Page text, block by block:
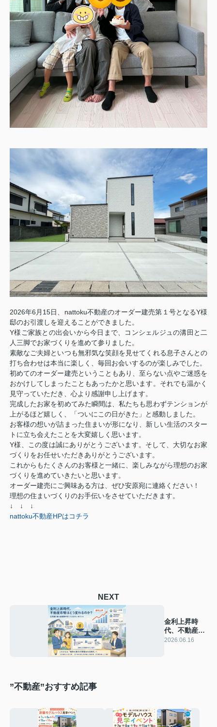
2026年6月15日、nattoku不動産のオーダー建売第１号となるY様
邸のお引渡しを迎えることができました。
Y様ご家族との出会いから今日まで、コンシェルジュの溝田と二
人三脚でお家づくりを進めて参りました。
素敵なご夫婦といつも無邪気な笑顔を見せてくれる息子さんとの
打ち合わせは本当に楽しく、毎回お会いするのが楽しみでした。
初めてのオーダー建売ということもあり、至らない点やご迷惑を
おかけしてしまったこともあったかと思います。それでも温かく
見守っていただき、心より感謝申し上げます。
完成したお家を初めてみた瞬間は、私たちも思わずテンションが
上がるほど嬉しく、「ついにこの日がきた」と感動しました。
お客様の想いが詰まった住まいが形になり、新しい生活のスター
トに立ち会えたことを大変嬉しく思います。
Y様、この度は誠にありがとうございます。そして、大切なお家
づくりをお任せいただきありがとうございます。
これからもたくさんのお客様と一緒に、楽しみながら理想のお家
づくりを進めていきたいと思います。
オーダー建売にご興味ある方は、ぜひ安原宛に連絡ください！
理想の住まいづくりのお手伝いをさせていただきます。
↓ ↓ ↓
nattoku不動産HPはコチラ
NEXT
金利上昇時
代、不動産市
場はどう変わ
2026.06.16
”不動産”おすすめ記事